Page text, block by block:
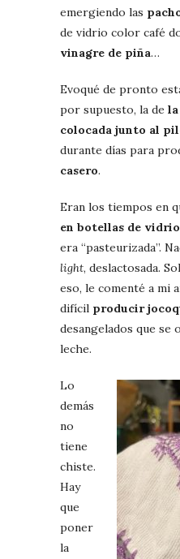
emergiendo las
de vidrio color café
vinagre de piña…
Evoqué de pronto
por supuesto, la de
colocada junto al
durante días para
casero.
Eran los tiempos en
en botellas de vidrio
era “pasteurizada”.
light, deslactosada.
eso, le comenté a mi
difícil producir
desangelados que se
leche.
Lo
demás
no
tiene
chiste.
Hay
que
poner
la